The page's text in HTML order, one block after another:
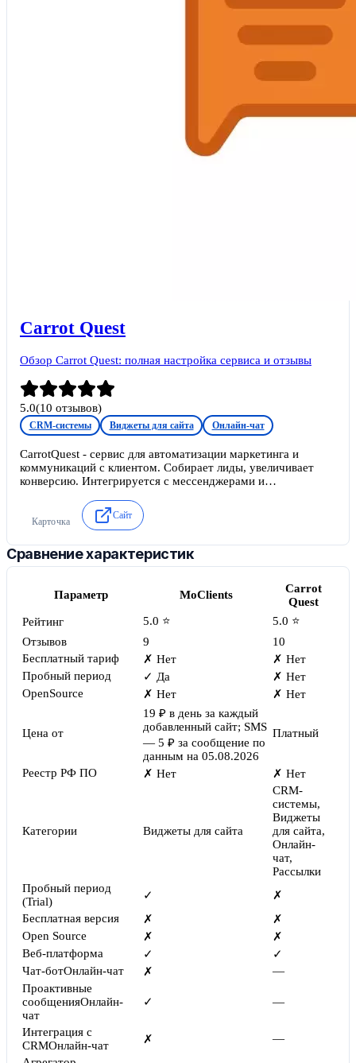
Carrot Quest
Обзор Carrot Quest: полная настройка сервиса и отзывы
5.0(10 отзывов)
CRM-системы Виджеты для сайта Онлайн-чат
CarrotQuest - сервис для автоматизации маркетинга и
коммуникаций с клиентом. Собирает лиды, увеличивает
конверсию. Интегрируется с мессенджерами и
Карточка
Сайт
Сравнение характеристик
Параметр MoClients
Carrot
Quest
Рейтинг
5.0 ⭐
5.0 ⭐
Отзывов
9
10
Бесплатный тариф
✗ Нет
✗ Нет
Пробный период
✓ Да
✗ Нет
OpenSource
✗ Нет ✗ Нет
Цена от
19 ₽ в день за каждый
добавленный сайт; SMS
— 5 ₽ за сообщение по
данным на 05.08.2026
Платный
Реестр РФ ПО ✗ Нет ✗ Нет
Категории Виджеты для сайта
CRM-
системы,
Виджеты
для сайта,
Онлайн-
чат,
Рассылки
Пробный период
(Trial)
✓
✗
Бесплатная версия
✗
✗
Open Source
✗
✗
Веб-платформа
✓
✓
Чат-ботОнлайн-чат ✗
—
Проактивные
сообщенияОнлайн-
чат
✓ —
Интеграция с
CRMОнлайн-чат ✗
—